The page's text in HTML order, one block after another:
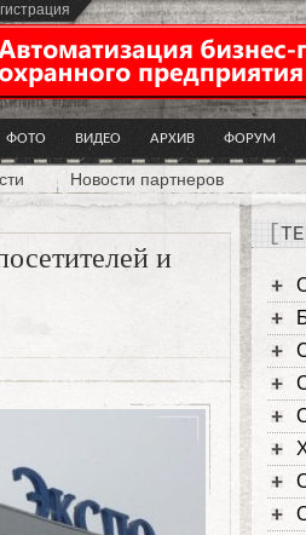
ФОТО ВИДЕО АРХИВ ФОРУМ
Новости партнеров
и